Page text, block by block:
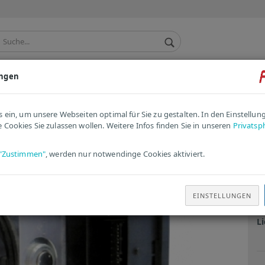
TACHO / KOMBIINSTRUMENT
in dieser Kategorie
ein, um unsere Webseiten optimal für Sie zu gestalten. In den
Cookies Sie zulassen wollen. Weitere Infos finden Sie in unseren
, werden nur notwendinge Cookies aktiviert.
EINSTELLUNGEN